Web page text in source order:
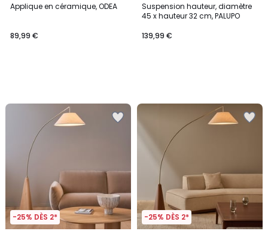
Applique en céramique, ODEA
€.
89,99 €
Suspension hauteur, diamètre
45 x hauteur 32 cm, PALUPO
139,99 €
-25% DÈS 2* -25% DÈS 2*